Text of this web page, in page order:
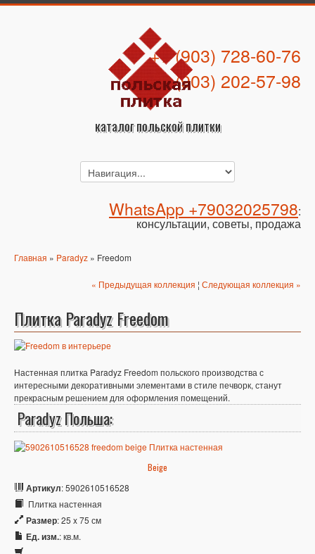
каталог польской плитки
+7 (903) 728-60-76
+7 (903) 202-57-98
WhatsApp +79032025798:
консультации, советы, продажа
Главная » Paradyz » Freedom
« Предыдущая коллекция ¦ Следующая коллекция »
Плитка Paradyz Freedom
Настенная плитка Paradyz Freedom польского производства с
интересными декоративными элементами в стиле печворк, станут
прекрасным решением для оформления помещений.
Paradyz Польша:
Beige
Артикул: 5902610516528
Плитка настенная
Размер: 25 x 75 см
Ед. изм.: кв.м.